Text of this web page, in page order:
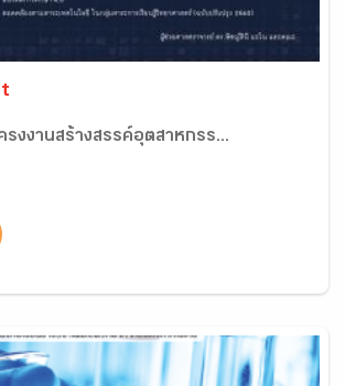
รงงานสร้างสรรค์อุตสาหกรร...